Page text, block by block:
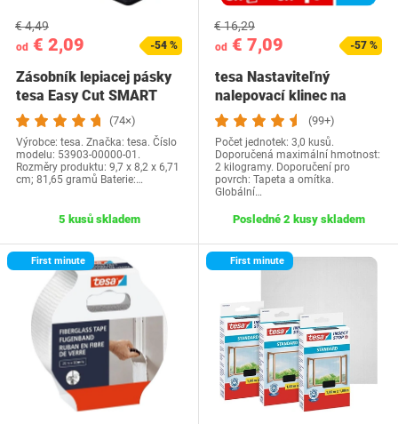
od € 2,09
€ 4,49
-54 %
Zásobník lepiacej pásky
tesa Easy Cut SMART
na…
(74×)
Výrobce: tesa. Značka: tesa. Číslo
modelu: 53903-00000-01.
Rozměry produktu: 9,7 x 8,2 x 6,71
cm; 81,65 gramů Baterie:…
5 kusů skladem
od € 7,09
€ 16,29
-57 %
tesa Nastaviteľný
nalepovací klinec na
tapety a omietku 2…
(99+)
Počet jednotek: 3,0 kusů.
Doporučená maximální hmotnost:
2 kilogramy. Doporučení pro
povrch: Tapeta a omítka.
Globální…
Posledné 2 kusy skladem
First minute First minute